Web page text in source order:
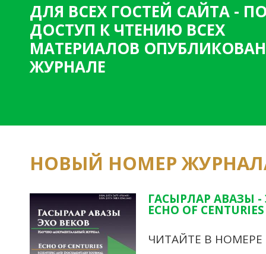
ДЛЯ ВСЕХ ГОСТЕЙ САЙТА -
ДОСТУП К ЧТЕНИЮ ВСЕХ
МАТЕРИАЛОВ
ЖУРНАЛЕ
НОВЫЙ НОМЕР
ГАСЫРЛАР АВАЗЫ -
ECHO OF
ЧИТАЙТЕ В НОМЕРЕ